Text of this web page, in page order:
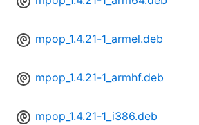
mpop_1.4.21-1_armel.deb
mpop_1.4.21-1_armhf.deb
mpop_1.4.21-1_i386.deb